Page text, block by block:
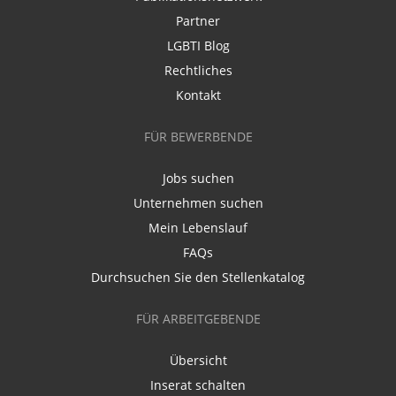
Partner
LGBTI Blog
Rechtliches
Kontakt
FÜR BEWERBENDE
Jobs suchen
Unternehmen suchen
Mein Lebenslauf
FAQs
Durchsuchen Sie den Stellenkatalog
FÜR ARBEITGEBENDE
Übersicht
Inserat schalten